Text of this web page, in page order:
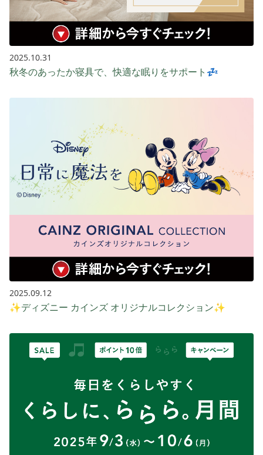
2025.10.31
秋冬のあったか寝具で、快適な眠りをサポート💤
2025.09.12
✨ディズニー カインズ オリジナルコレクション✨